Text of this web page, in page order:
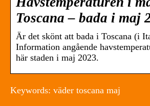
Toscana – bada i maj
Är det skönt att bada i Toscana (i
Information angående
här staden i maj 2023.
Keywords: väder toscana maj